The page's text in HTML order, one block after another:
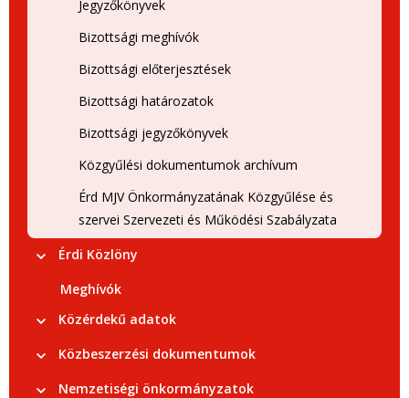
Jegyzőkönyvek
Bizottsági meghívók
Bizottsági előterjesztések
Bizottsági határozatok
Bizottsági jegyzőkönyvek
Közgyűlési dokumentumok archívum
Érd MJV Önkormányzatának Közgyűlése és
szervei Szervezeti és Működési Szabályzata
Érdi Közlöny
Meghívók
Közérdekű adatok
Közbeszerzési dokumentumok
Nemzetiségi önkormányzatok